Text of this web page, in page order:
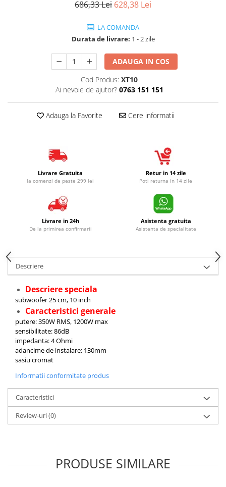
686,33 Lei 628,38 Lei
LA COMANDA
Durata de livrare: 1 - 2 zile
ADAUGA IN COS
Cod Produs: XT10
Ai nevoie de ajutor? 0763 151 151
Adauga la Favorite Cere informatii
Livrare Gratuita
la comenzi de peste 299 lei
Retur in 14 zile
Poti returna in 14 zile
Livrare in 24h
De la primirea confirmarii
Asistenta gratuita
Asistenta de specialitate
Descriere
Descriere speciala
subwoofer 25 cm, 10 inch
Caracteristici generale
putere: 350W RMS, 1200W max
sensibilitate: 86dB
impedanta: 4 Ohmi
adancime de instalare: 130mm
sasiu cromat
Informatii conformitate produs
Caracteristici
Review-uri(0)
PRODUSE SIMILARE